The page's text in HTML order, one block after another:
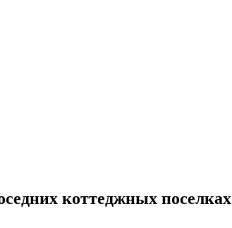
коттеджных поселках